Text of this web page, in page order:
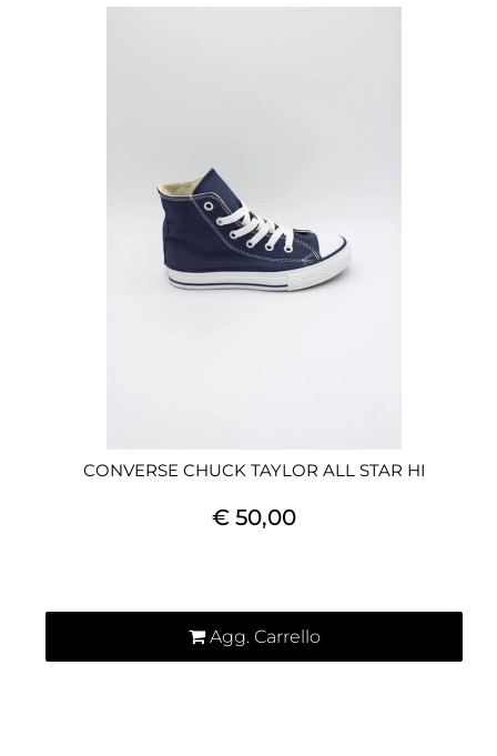
CONVERSE CHUCK TAYLOR ALL STAR HI
€ 50,00
Agg. Carrello